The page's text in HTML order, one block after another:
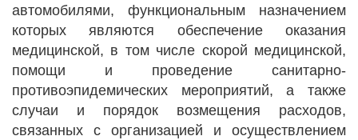
автомобилями, функциональным назначением
которых являются обеспечение оказания
медицинской, в том числе скорой медицинской,
помощи и проведение санитарно-
противоэпидемических мероприятий, а также
случаи и порядок возмещения расходов,
связанных с организацией и осуществлением